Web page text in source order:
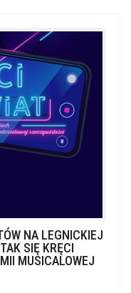
NA LEGNICKIEJ
SIĘ KRĘCI
MUSICALOWEJ